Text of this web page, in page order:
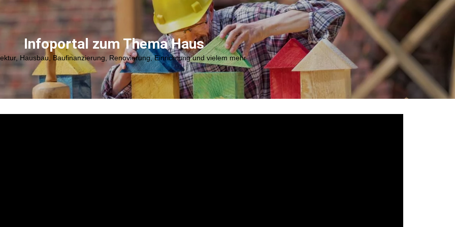
Infoportal zum Thema Haus
Hausbau, Baufinanzierung, Renovierung, Einrichtung und vielem mehr